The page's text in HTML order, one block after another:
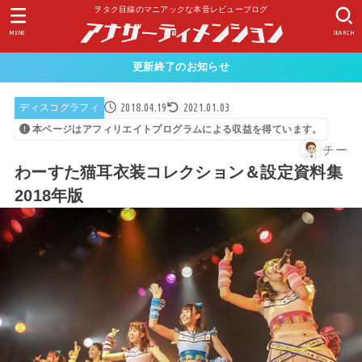
ヲタク目線のマニアックな本音レビューブログ
SEARCH
MENU
更新終了のお知らせ
ディスコグラフィ 2018.04.19 2021.01.03
本ページはアフィリエイトプログラムによる収益を得ています。
チー
わーすた猫耳衣装コレクション＆設定資料集
2018年版